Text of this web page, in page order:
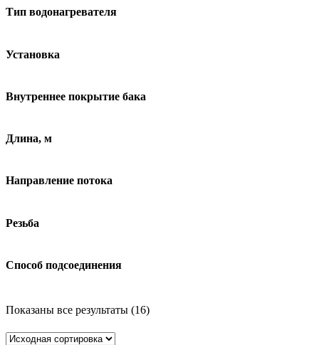
Тип водонагревателя
Установка
Внутреннее покрытие бака
Длина, м
Направление потока
Резьба
Способ подсоединения
Показаны все результаты (16)